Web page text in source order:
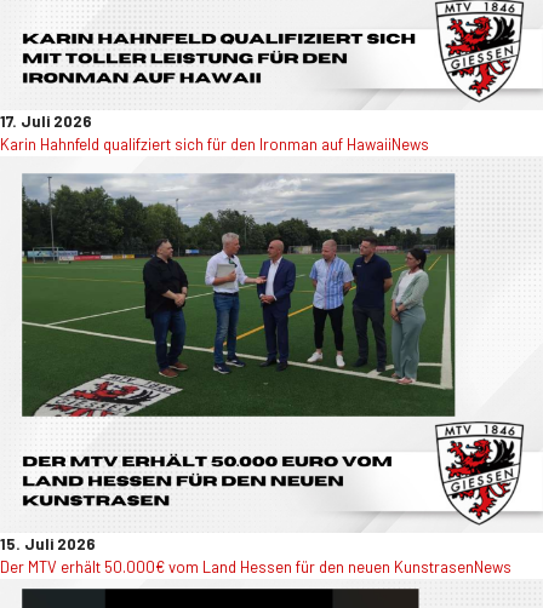
17. Juli 2026
Karin Hahnfeld qualifziert sich für den Ironman auf HawaiiNews
15. Juli 2026
Der MTV erhält 50.000€ vom Land Hessen für den neuen KunstrasenNews